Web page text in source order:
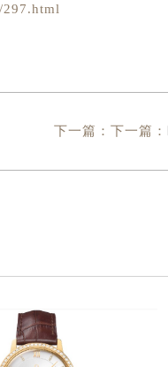
297.html
下一篇：下一篇：